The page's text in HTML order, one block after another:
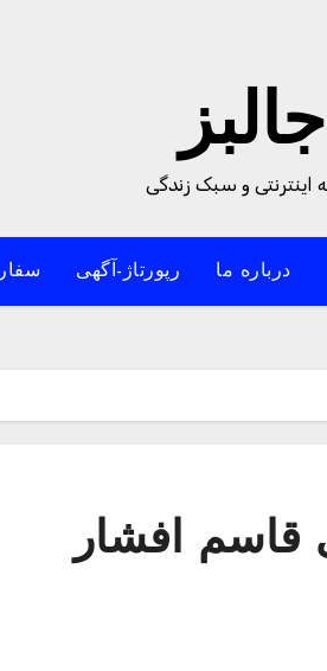
جالبز
اینترنتی و سبک زندگی
درباره ما رپورتاژ-آگهی
قاسم افشار